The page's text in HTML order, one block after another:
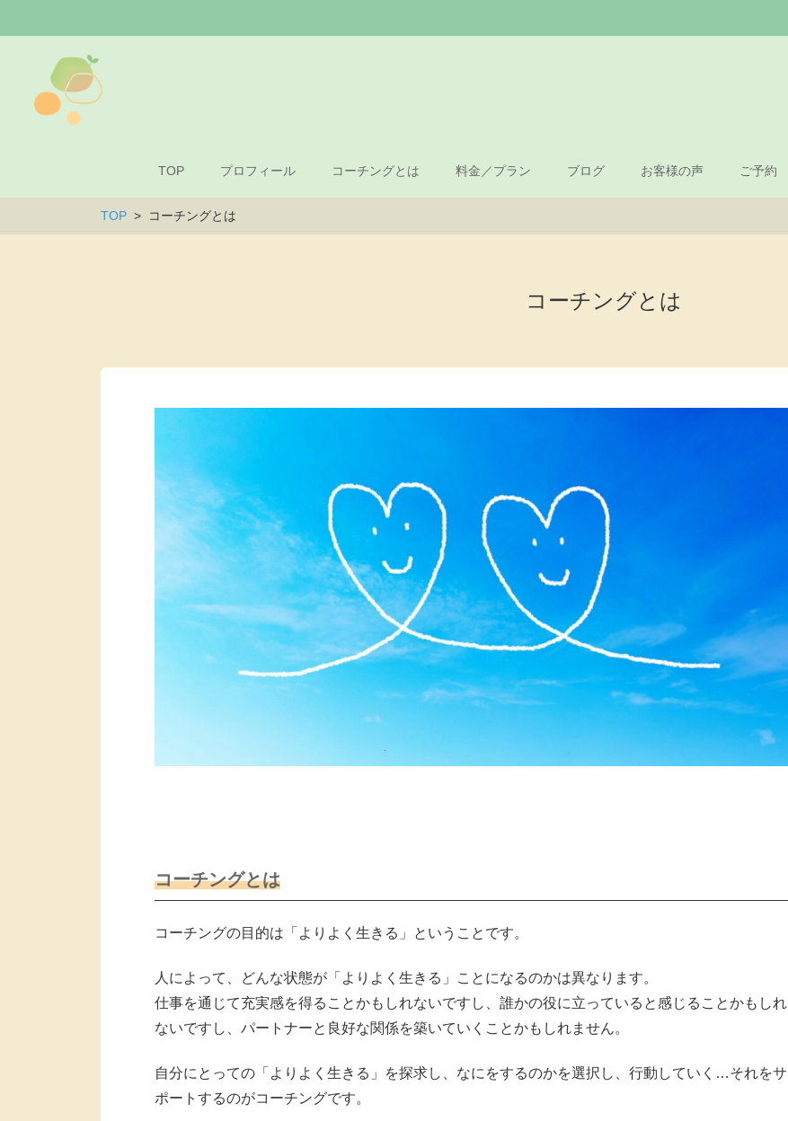
TOP プロフィール コーチングとは 料金／プラン ブログ お客様の声 ご予約
TOP コーチングとは
コーチングとは
コーチングとは
コーチングの目的は「よりよく生きる」ということです。
人によって、どんな状態が「よりよく生きる」ことになるのかは異なります。
仕事を通じて充実感を得ることかもしれないですし、誰かの役に立っていると感じることかもしれ
ないですし、パートナーと良好な関係を築いていくことかもしれません。
自分にとっての「よりよく生きる」を探求し、なにをするのかを選択し、行動していく…それをサ
ポートするのがコーチングです。